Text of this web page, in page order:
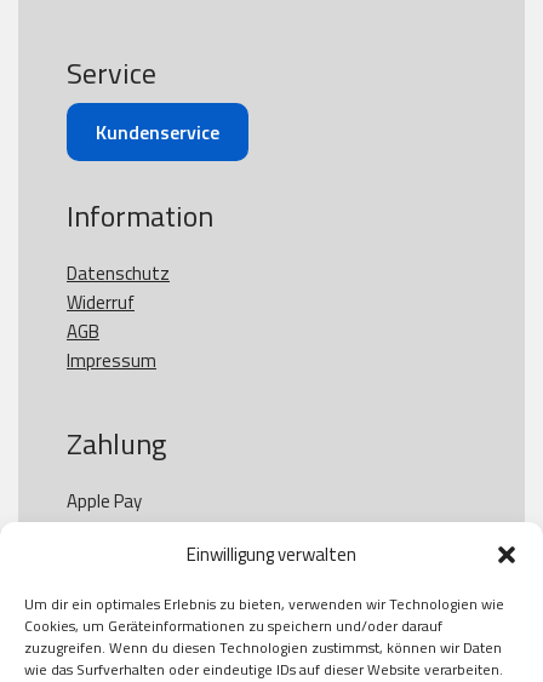
Einwilligung verwalten
Um dir ein optimales Erlebnis zu bieten, verwenden wir Technologien wie
Cookies, um Geräteinformationen zu speichern und/oder darauf
zuzugreifen. Wenn du diesen Technologien zustimmst, können wir Daten
wie das Surfverhalten oder eindeutige IDs auf dieser Website verarbeiten.
Service
Kundenservice
Information
Datenschutz
Widerruf
AGB
Impressum
Zahlung
Apple Pay
Paypal
Kauf auf Rechung
Klarna
American Express